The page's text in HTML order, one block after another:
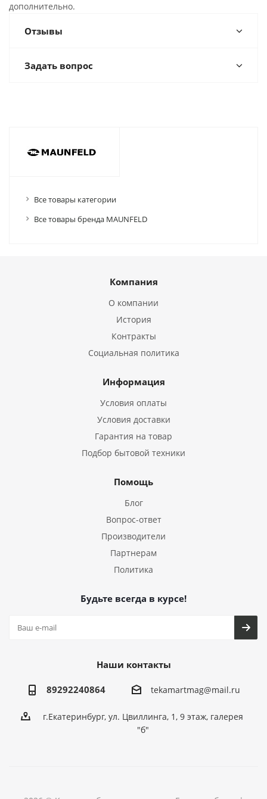
дополнительно.
Отзывы
Задать вопрос
Все товары категории
Все товары бренда MAUNFELD
Компания
О компании
История
Контракты
Социальная политика
Информация
Условия оплаты
Условия доставки
Гарантия на товар
Подбор бытовой техники
Помощь
Блог
Вопрос-ответ
Производители
Партнерам
Политика
Будьте всегда в курсе!
Наши контакты
89292240864 tekamartmag@mail.ru
г.Екатеринбург, ул. Цвиллинга, 1, 9 этаж, галерея
"б"